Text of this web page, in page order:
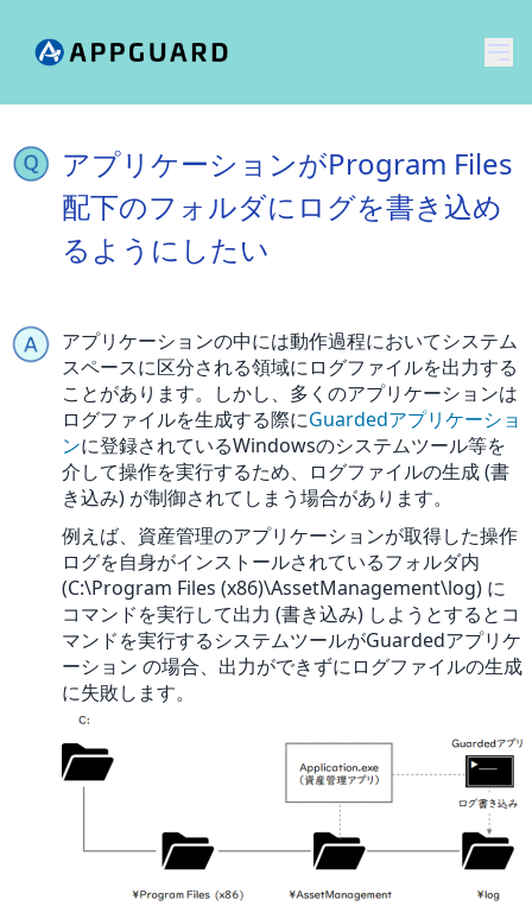
メ
アプリケーションがProgram Files
配下のフォルダにログを書き込め
るようにしたい
アプリケーションの中には動作過程においてシステム
スペースに区分される領域にログファイルを出力する
ことがあります。しかし、多くのアプリケーションは
ログファイルを生成する際にGuardedアプリケーショ
ンに登録されているWindowsのシステムツール等を
介して操作を実行するため、ログファイルの生成 (書
き込み) が制御されてしまう場合があります。
例えば、資産管理のアプリケーションが取得した操作
ログを自身がインストールされているフォルダ内
(C:\Program Files (x86)\AssetManagement\log) に
コマンドを実行して出力 (書き込み) しようとするとコ
マンドを実行するシステムツールがGuardedアプリケ
ーション の場合、出力ができずにログファイルの生成
に失敗します。